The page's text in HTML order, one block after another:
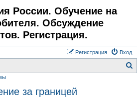
России. Обучение на
Обсуждение
Регистрация.
Вход
Регистрация
за границей